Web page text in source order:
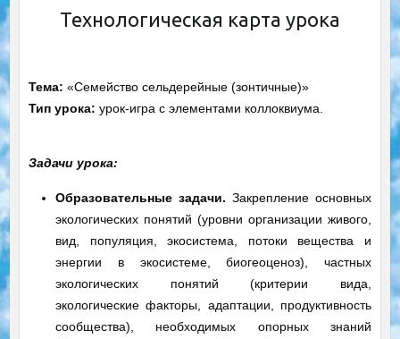
Технологическая карта урока
Тема: «Семейство сельдерейные (зонтичные)»
Тип урока: урок-игра с элементами коллоквиума.
Задачи урока:
Образовательные задачи. Закрепление основных
экологических понятий (уровни организации живого,
вид, популяция, экосистема, потоки вещества и
энергии в экосистеме, биогеоценоз), частных
экологических понятий (критерии вида,
экологические факторы, адаптации, продуктивность
сообщества), необходимых опорных знаний